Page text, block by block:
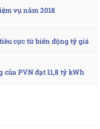
vụ năm 2018
cực từ biến động tỷ giá
PVN đạt 11,8 tỷ kWh